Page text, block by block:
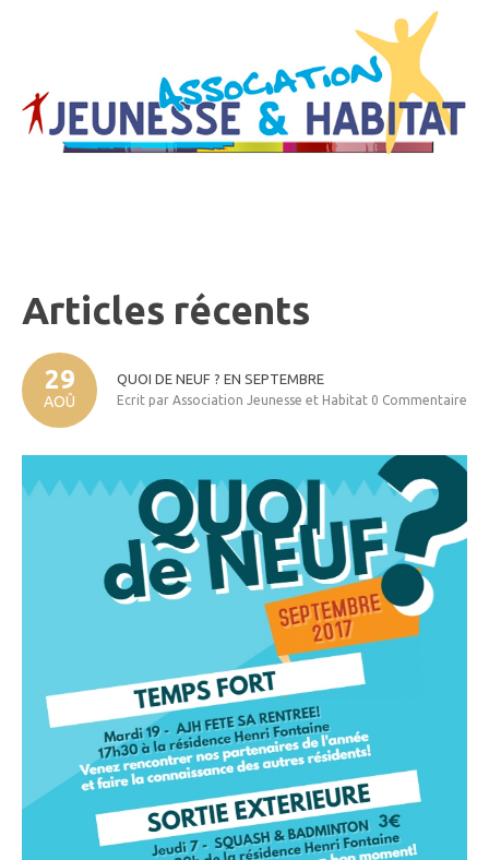
Articles récents
29
AOÛ
QUOI DE NEUF ? EN SEPTEMBRE
Ecrit par Association Jeunesse et Habitat 0 Commentaire